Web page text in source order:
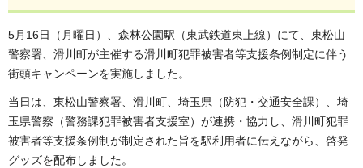
5月16日（月曜日）、森林公園駅（東武鉄道東上線）にて、東松山
警察署、滑川町が主催する滑川町犯罪被害者等支援条例制定に伴う
街頭キャンペーンを実施しました。
当日は、東松山警察署、滑川町、埼玉県（防犯・交通安全課）、埼
玉県警察（警務課犯罪被害者支援室）が連携・協力し、滑川町犯罪
被害者等支援条例制が制定された旨を駅利用者に伝えながら、啓発
グッズを配布しました。